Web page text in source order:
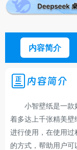
内容简介
内容简介
小智壁纸是一款
着多达上千张精美
进行使用，在使用
的方式，帮助用户可